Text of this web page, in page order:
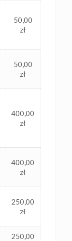
50,00
zł
50,00
zł
400,00
zł
400,00
zł
250,00
zł
250,00